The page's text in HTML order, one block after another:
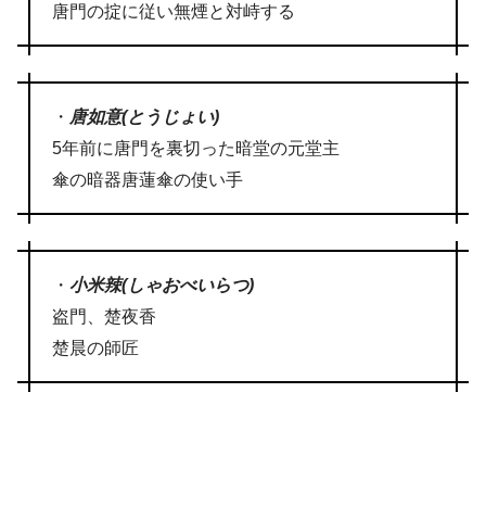
唐門の掟に従い無煙と対峙する
・ 唐如意(とうじょい)
5年前に唐門を裏切った暗堂の元堂主
傘の暗器唐蓮傘の使い手
・ 小米辣(しゃおべいらつ)
盗門、楚夜香
楚晨の師匠